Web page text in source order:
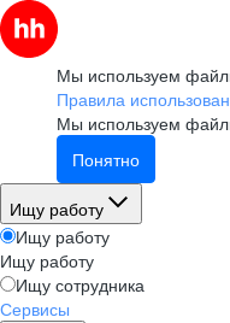
Мы используем
Правила
Мы используем
Понятно
Ищу работу
Ищу работу
Ищу работу
Ищу сотрудника
Сервисы